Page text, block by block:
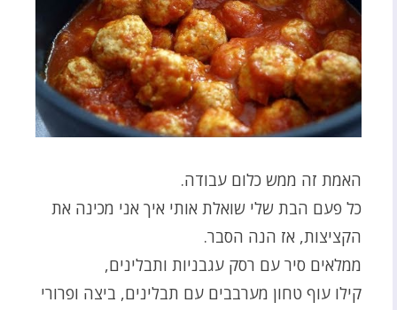
האמת זה ממש כלום עבודה.
כל פעם הבת שלי שואלת אותי איך אני מכינה את
הקציצות, אז הנה הסבר.
ממלאים סיר עם רסק עגבניות ותבלינים,
קילו עוף טחון מערבבים עם תבלינים, ביצה ופרורי